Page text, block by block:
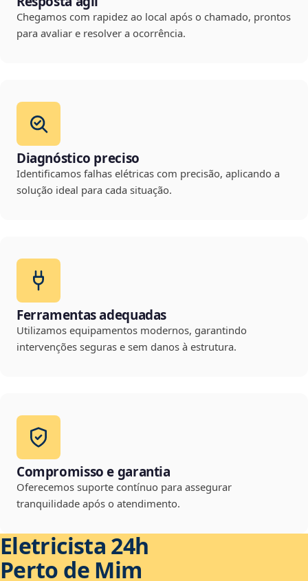
Chegamos com rapidez ao local após o chamado, prontos
para avaliar e resolver a ocorrência.
Diagnóstico preciso
Identificamos falhas elétricas com precisão, aplicando a
solução ideal para cada situação.
Ferramentas adequadas
Utilizamos equipamentos modernos, garantindo
intervenções seguras e sem danos à estrutura.
Compromisso e garantia
Oferecemos suporte contínuo para assegurar
tranquilidade após o atendimento.
Eletricista 24h
Perto de Mim